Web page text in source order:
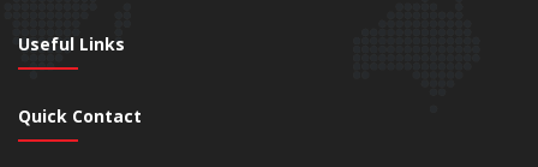
Useful Links
Quick Contact